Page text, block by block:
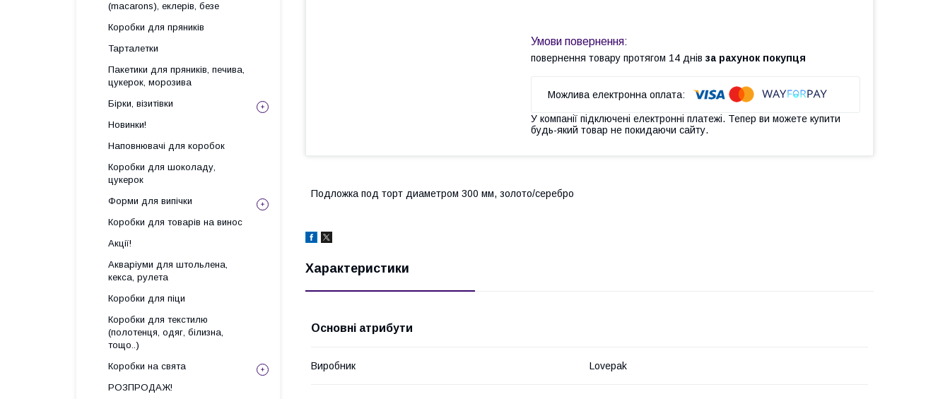
повернення товару протягом 14 днів за рахунок покупця
У компанії підключені електронні платежі. Тепер ви можете купити
будь-який товар не покидаючи сайту.
Подложка под торт диаметром 300 мм, золото/серебро
Характеристики
Основні атрибути
Виробник Lovepak
(macarons), еклерів, безе
Коробки для пряників
Тарталетки
Пакетики для пряників, печива,
цукерок, морозива
Бірки, візитівки
Новинки!
Наповнювачі для коробок
Коробки для шоколаду,
цукерок
Форми для випічки
Коробки для товарів на винос
Акції!
Акваріуми для штольлена,
кекса, рулета
Коробки для піци
Коробки для текстилю
(полотенця, одяг, білизна,
тощо..)
Коробки на свята
РОЗПРОДАЖ!